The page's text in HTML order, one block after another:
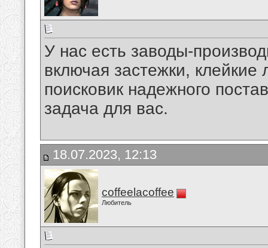
У нас есть заводы-
включая застежки,
поисковик надежного
задача для вас.
18.07.2023, 12:13
coffeelacoffee
Любитель